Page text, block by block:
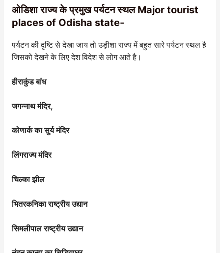
ओडिशा राज्य के प्रमुख पर्यटन स्थल Major tourist
places of Odisha state-
पर्यटन की दृष्टि से देखा जाय तो उड़ीशा राज्य में बहुत सारे पर्यटन स्थल है
जिसको देखने के लिए देश विदेश से लोग आते है।
हीराकुंड बांध
जगन्नाथ मंदिर,
कोणार्क का सुर्य मंदिर
लिंगराज्य मंदिर
चिल्का झील
भितरकनिका राष्ट्रीय उद्यान
सिमलीपाल राष्ट्रीय उद्यान